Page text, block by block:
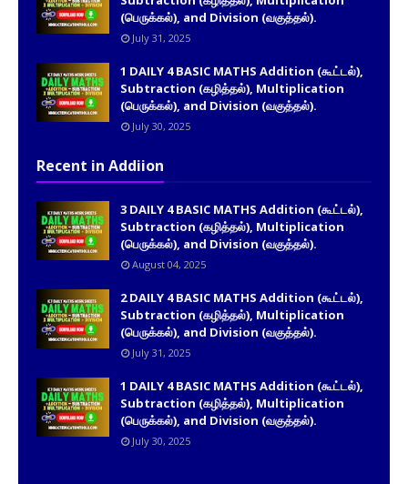
(பெருக்கல்), and Division (வகுத்தல்).
July 31, 2025
1 DAILY 4 BASIC MATHS Addition (கூட்டல்),
Subtraction (கழித்தல்), Multiplication
(பெருக்கல்), and Division (வகுத்தல்).
July 30, 2025
Recent in Addiion
3 DAILY 4 BASIC MATHS Addition (கூட்டல்),
Subtraction (கழித்தல்), Multiplication
(பெருக்கல்), and Division (வகுத்தல்).
August 04, 2025
2 DAILY 4 BASIC MATHS Addition (கூட்டல்),
Subtraction (கழித்தல்), Multiplication
(பெருக்கல்), and Division (வகுத்தல்).
July 31, 2025
1 DAILY 4 BASIC MATHS Addition (கூட்டல்),
Subtraction (கழித்தல்), Multiplication
(பெருக்கல்), and Division (வகுத்தல்).
July 30, 2025